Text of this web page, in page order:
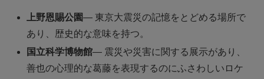
上野恩賜公園— 東京大震災の記憶をとどめる場所で
あり、歴史的な意味を持つ。
国立科学博物館— 震災や災害に関する展示があり、
善也の心理的な葛藤を表現するのにふさわしいロケ